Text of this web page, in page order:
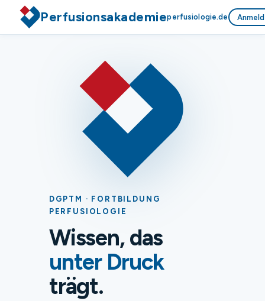
Perfusionsakademieperfusiologie.de
DGPTM · FORTBILDUNG
PERFUSIOLOGIE
Wissen, das
unter Druck
trägt.